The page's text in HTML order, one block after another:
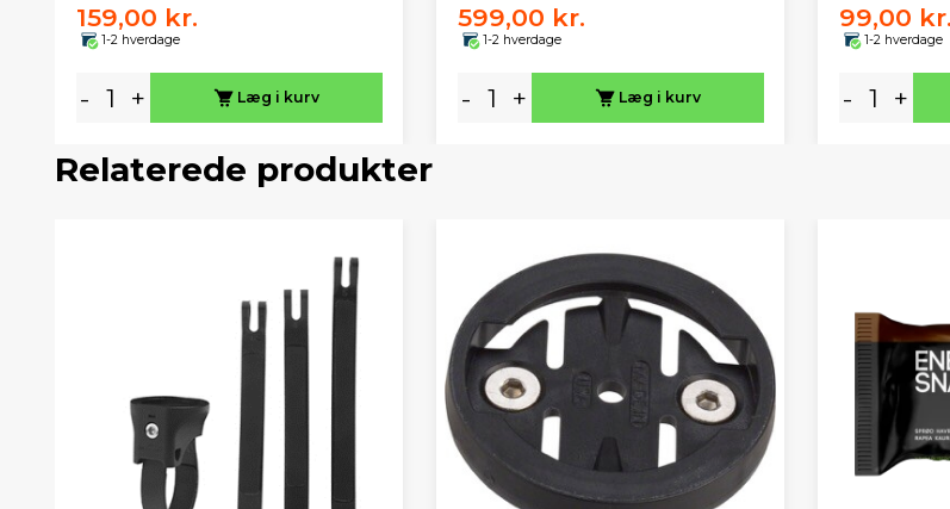
159,00 kr.
1-2 hverdage
- + Læg i kurv
599,00 kr.
1-2 hverdage
- + Læg i kurv
99,00 kr.
1-2 hverdage
- +
Relaterede produkter